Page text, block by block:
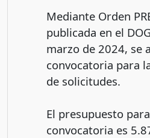
Mediante Orden
publicada en el
marzo de 2024, se
convocatoria para
de solicitudes.
El presupuesto
convocatoria es